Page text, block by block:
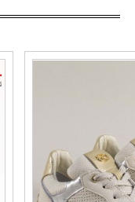
Фешън дамски